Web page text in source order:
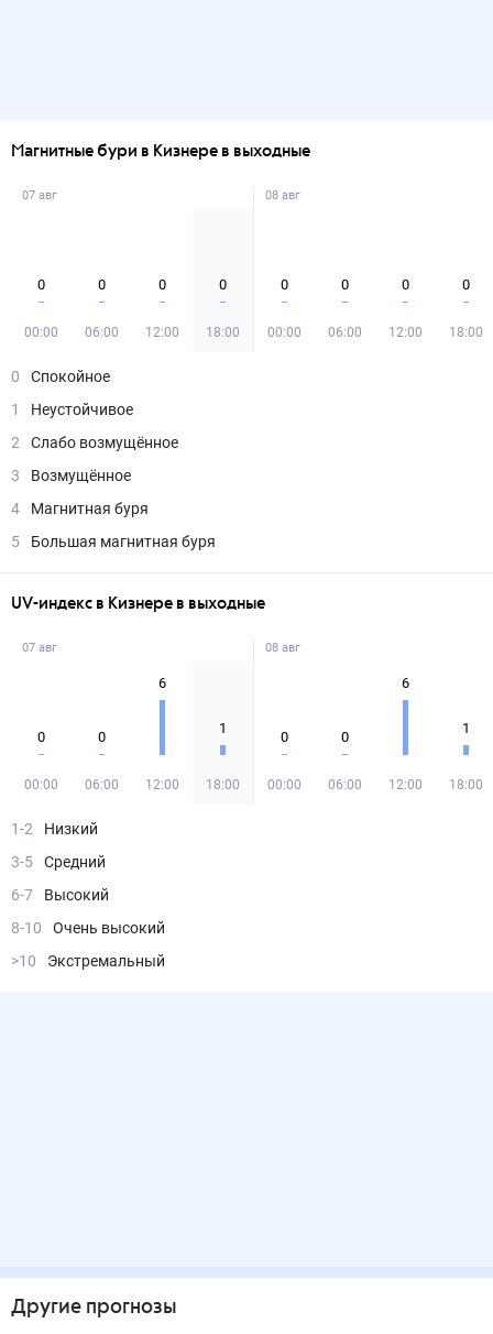
Магнитные бури в Кизнере в выходные
07 авг
0
00:00
0
06:00
0
12:00
0
18:00
08 авг
0
00:00
0
06:00
0
12:00
0
18:00
0
Спокойное
1
Неустойчивое
2
Слабо возмущённое
3
Возмущённое
4
Магнитная буря
5
Большая магнитная буря
UV-индекс в Кизнере в выходные
07 авг
0
00:00
0
06:00
6
12:00
1
18:00
08 авг
0
00:00
0
06:00
6
12:00
1
18:00
1-2
Низкий
3-5
Средний
6-7
Высокий
8-10
Очень высокий
>10
Экстремальный
Другие прогнозы